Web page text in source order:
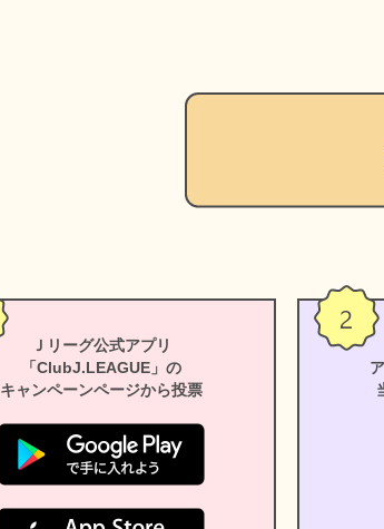
Ｊリーグ公式アプリ
「ClubJ.LEAGUE」の
キャンペーンページから投票